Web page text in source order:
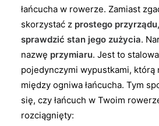
łańcucha w rowerze. Zamiast
skorzystać z prostego
sprawdzić stan jego zużycia.
nazwę przymiaru. Jest to
pojedynczymi wypustkami, którą
między ogniwa łańcucha. Tym
się, czy łańcuch w Twoim
rozciągnięty: